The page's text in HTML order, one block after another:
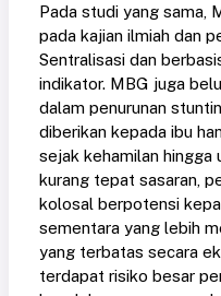
Pada studi yang sama,
pada kajian ilmiah dan
Sentralisasi dan
indikator. MBG juga
dalam penurunan
diberikan kepada ibu
sejak kehamilan hingga
kurang tepat sasaran,
kolosal berpotensi
sementara yang lebih
yang terbatas secara
terdapat risiko besar